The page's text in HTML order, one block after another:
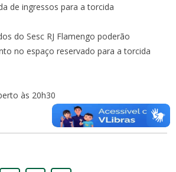
de ingressos para a torcida
do Sesc RJ Flamengo poderão
no espaço reservado para a torcida
às 20h30